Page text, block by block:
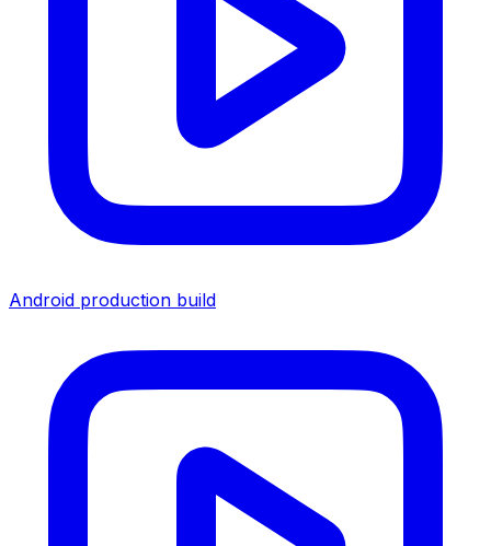
Android production build